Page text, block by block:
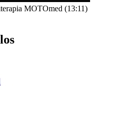
MOTOmed (13:11)